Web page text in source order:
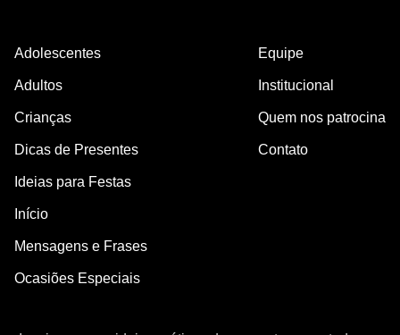
Adolescentes
Adultos
Crianças
Dicas de Presentes
Ideias para Festas
Início
Mensagens e Frases
Ocasiões Especiais
Equipe
Institucional
Quem nos patrocina
Contato